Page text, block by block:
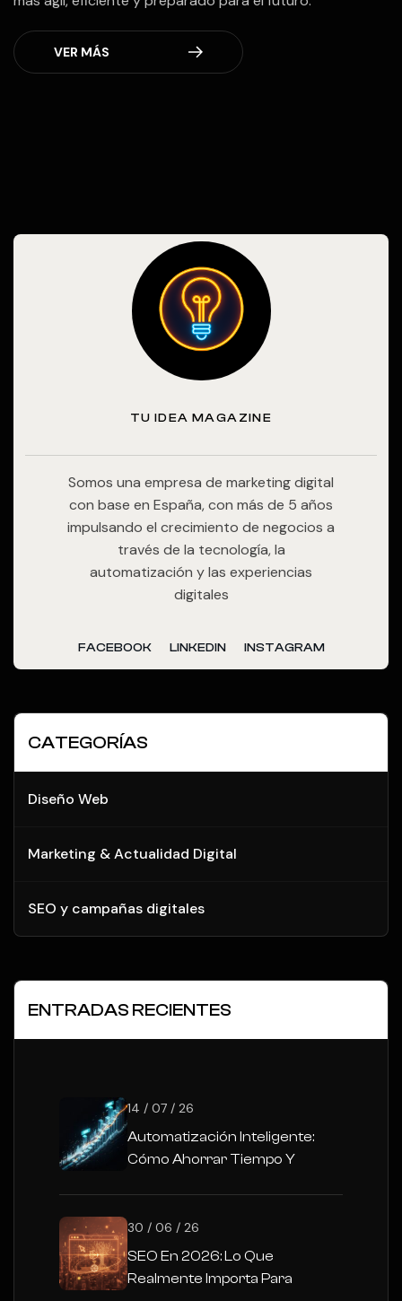
VER MÁS
TU IDEA MAGAZINE
Somos una empresa de marketing digital
con base en España, con más de 5 años
impulsando el crecimiento de negocios a
través de la tecnología, la
automatización y las experiencias
digitales
FACEBOOK LINKEDIN INSTAGRAM
CATEGORÍAS
Diseño Web
Marketing & Actualidad Digital
SEO y campañas digitales
ENTRADAS RECIENTES
14 / 07 / 26
Automatización Inteligente:
Cómo Ahorrar Tiempo Y
30 / 06 / 26
SEO En 2026: Lo Que
Realmente Importa Para